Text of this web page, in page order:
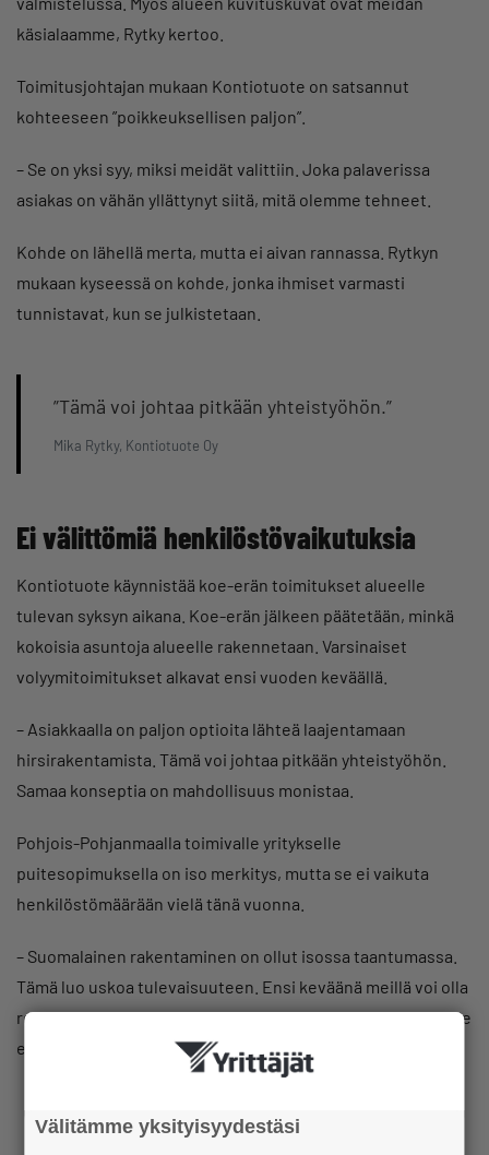
käsialaamme, Rytky kertoo.
Toimitusjohtajan mukaan Kontiotuote on satsannut
kohteeseen ”poikkeuksellisen paljon”.
– Se on yksi syy, miksi meidät valittiin. Joka palaverissa
asiakas on vähän yllättynyt siitä, mitä olemme tehneet.
Kohde on lähellä merta, mutta ei aivan rannassa. Rytkyn
mukaan kyseessä on kohde, jonka ihmiset varmasti
tunnistavat, kun se julkistetaan.
”Tämä voi johtaa pitkään yhteistyöhön.”
Mika Rytky, Kontiotuote Oy
Ei välittömiä henkilöstövaikutuksia
Kontiotuote käynnistää koe-erän toimitukset alueelle
tulevan syksyn aikana. Koe-erän jälkeen päätetään, minkä
kokoisia asuntoja alueelle rakennetaan. Varsinaiset
volyymitoimitukset alkavat ensi vuoden keväällä.
– Asiakkaalla on paljon optioita lähteä laajentamaan
hirsirakentamista. Tämä voi johtaa pitkään yhteistyöhön.
Samaa konseptia on mahdollisuus monistaa.
Pohjois-Pohjanmaalla toimivalle yritykselle
puitesopimuksella on iso merkitys, mutta se ei vaikuta
henkilöstömäärään vielä tänä vuonna.
– Suomalainen rakentaminen on ollut isossa taantumassa.
Tämä luo uskoa tulevaisuuteen. Ensi keväänä meillä voi olla
rekrytointitarpeita, jos Suomen asuntorakentaminen lähtee
elpymään.
Välitämme yksityisyydestäsi